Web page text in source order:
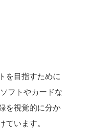
を目指すために
フトやカードな
を視覚的に分か
ています。